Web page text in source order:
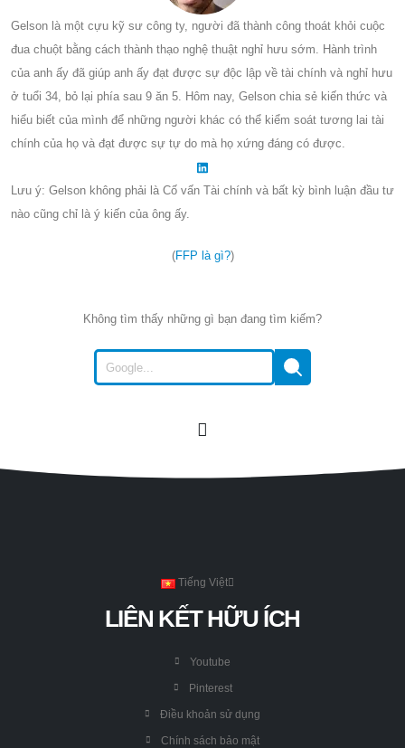
Gelson là một cựu kỹ sư công ty, người đã thành công thoát khỏi cuộc
đua chuột bằng cách thành thạo nghệ thuật nghỉ hưu sớm. Hành trình
của anh ấy đã giúp anh ấy đạt được sự độc lập về tài chính và nghỉ hưu
ở tuổi 34, bỏ lại phía sau 9 ăn 5. Hôm nay, Gelson chia sẻ kiến thức và
hiểu biết của mình để những người khác có thể kiểm soát tương lai tài
chính của họ và đạt được sự tự do mà họ xứng đáng có được.
Lưu ý: Gelson không phải là Cố vấn Tài chính và bất kỳ bình luận đầu tư
nào cũng chỉ là ý kiến của ông ấy.
(FFP là gì?)
Không tìm thấy những gì bạn đang tìm kiếm?
Tiếng Việt
LIÊN KẾT HỮU ÍCH
Youtube
Pinterest
Điều khoản sử dụng
Chính sách bảo mật